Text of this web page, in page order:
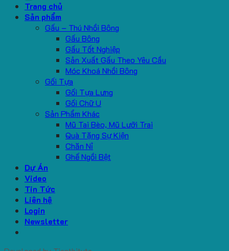
Trang chủ
Sản phẩm
Gấu – Thú Nhồi Bông
Gấu Bông
Gấu Tốt Nghiệp
Sản Xuất Gấu Theo Yêu Cầu
Móc Khoá Nhồi Bông
Gối Tựa
Gối Tựa Lưng
Gối Chữ U
Sản Phẩm Khác
Mũ Tai Bèo, Mũ Lưỡi Trai
Quà Tặng Sự Kiện
Chăn Nỉ
Ghế Ngồi Bệt
Dự Án
Video
Tin Tức
Liên hệ
Login
Newsletter